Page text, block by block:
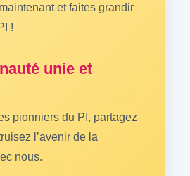
et faites grandir
!
unie et
pionniers du PI, partagez
l’avenir de la
nous.